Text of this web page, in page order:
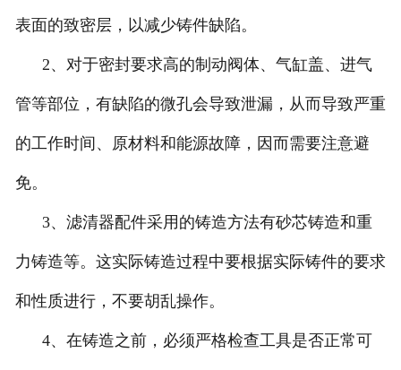
表面的致密层，以减少铸件缺陷。
2、对于密封要求高的制动阀体、气缸盖、进气
管等部位，有缺陷的微孔会导致泄漏，从而导致严重
的工作时间、原材料和能源故障，因而需要注意避
免。
3、滤清器配件采用的铸造方法有砂芯铸造和重
力铸造等。这实际铸造过程中要根据实际铸件的要求
和性质进行，不要胡乱操作。
4、在铸造之前，必须严格检查工具是否正常可